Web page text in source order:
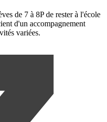
de 7 à 8P de rester à l'école
d'un accompagnement
variées.